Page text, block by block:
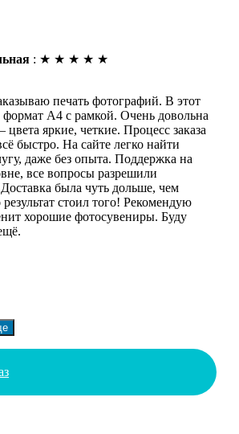
: ★ ★ ★ ★ ★
печать фотографий. В этот
формат А4 с рамкой. Очень довольна
яркие, четкие. Процесс заказа
быстро. На сайте легко найти
даже без опыта. Поддержка на
все вопросы разрешили
была чуть дольше, чем
стоил того! Рекомендую
хорошие фотосувениры. Буду